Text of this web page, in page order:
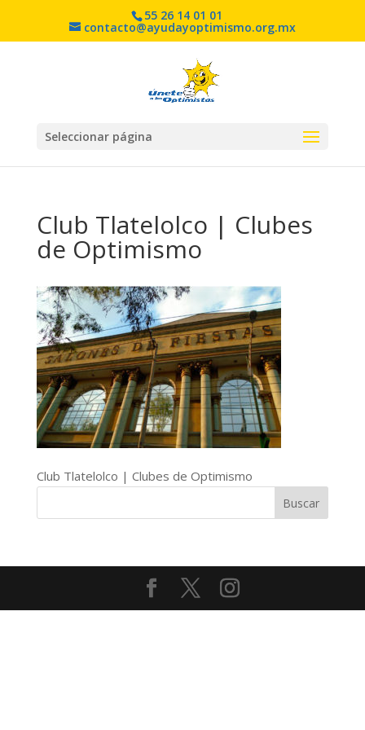
55 26 14 01 01
contacto@ayudayoptimismo.org.mx
Seleccionar página
Club Tlatelolco | Clubes
de Optimismo
Club Tlatelolco | Clubes de Optimismo